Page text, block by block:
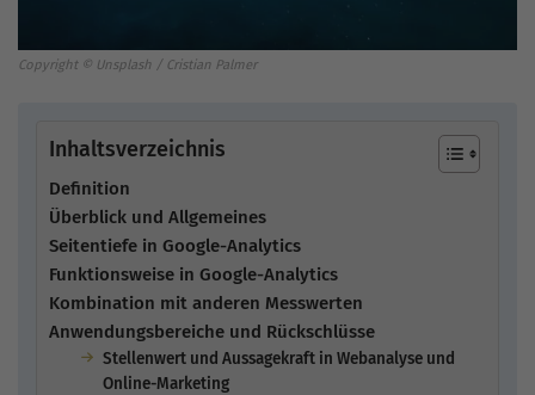
Copyright © Unsplash / Cristian Palmer
Inhaltsverzeichnis
Definition
Überblick und Allgemeines
Seitentiefe in Google-Analytics
Funktionsweise in Google-Analytics
Kombination mit anderen Messwerten
Anwendungsbereiche und Rückschlüsse
Stellenwert und Aussagekraft in Webanalyse und
Online-Marketing